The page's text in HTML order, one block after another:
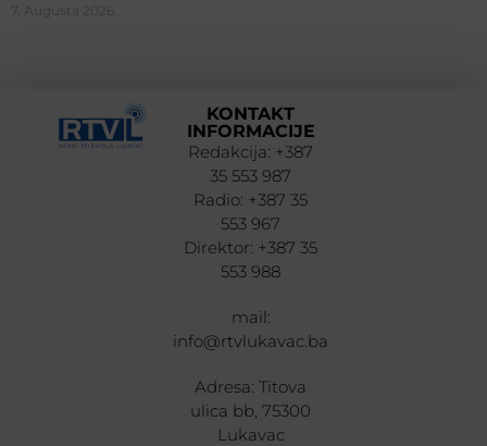
7. Augusta 2026.
KONTAKT
INFORMACIJE
Redakcija: +387
35 553 987
Radio: +387 35
553 967
Direktor: +387 35
553 988
mail:
info@rtvlukavac.ba
Adresa: Titova
ulica bb, 75300
Lukavac